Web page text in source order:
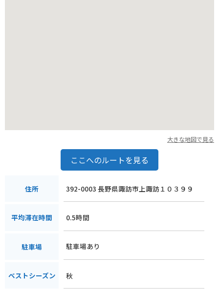
大きな地図で見る
ここへのルートを見る
住所 392-0003 長野県諏訪市上諏訪１０３９９
平均滞在時間 0.5時間
駐車場 駐車場あり
ベストシーズン 秋